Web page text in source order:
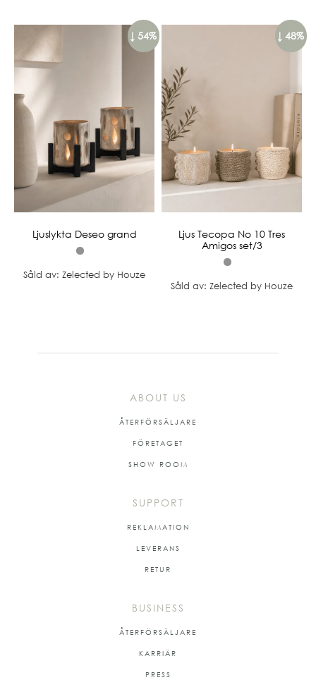
↓ 54%
Ljuslykta Deseo grand
Såld av: Zelected by Houze
↓ 48%
Ljus Tecopa No 10 Tres
Amigos set/3
Såld av: Zelected by Houze
ABOUT US
ÅTERFÖRSÄLJARE
FÖRETAGET
SHOW ROOM
SUPPORT
REKLAMATION
LEVERANS
RETUR
BUSINESS
ÅTERFÖRSÄLJARE
KARRIÄR
PRESS